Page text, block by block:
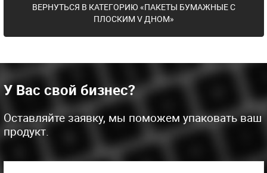
ВЕРНУТЬСЯ В КАТЕГОРИЮ «ПАКЕТЫ БУМАЖНЫЕ С
ПЛОСКИМ V ДНОМ»
У Вас свой бизнес?
Оставляйте заявку, мы поможем упаковать ваш
продукт.